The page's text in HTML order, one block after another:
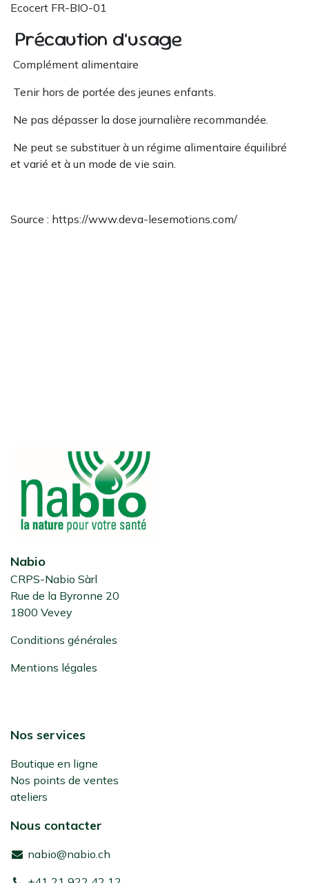
Ecocert FR-BIO-01
Précaution d’usage
Complément alimentaire
Tenir hors de portée des jeunes enfants.
Ne pas dépasser la dose journalière recommandée.
Ne peut se substituer à un régime alimentaire équilibré
et varié et à un mode de vie sain.
Source : https://www.deva-lesemotions.com/
Nabio
CRPS-Nabio Sàrl
Rue de la Byronne 20
1800 Vevey
Conditions générales
Mentions légales
Nos services
Boutique en ligne
Nos points de ventes
ateliers
Nous contacter
nabio@nabio.ch